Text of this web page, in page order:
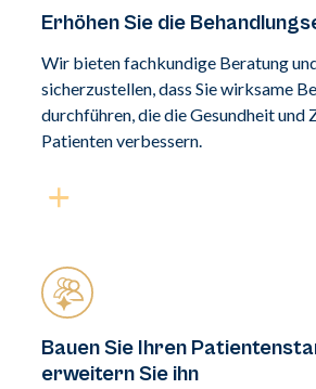
Erhöhen Sie die
Wir bieten fachkundige Beratung
sicherzustellen, dass Sie wirksame
durchführen, die die Gesundheit und
Patienten verbessern.
Bauen Sie Ihren
erweitern Sie ihn